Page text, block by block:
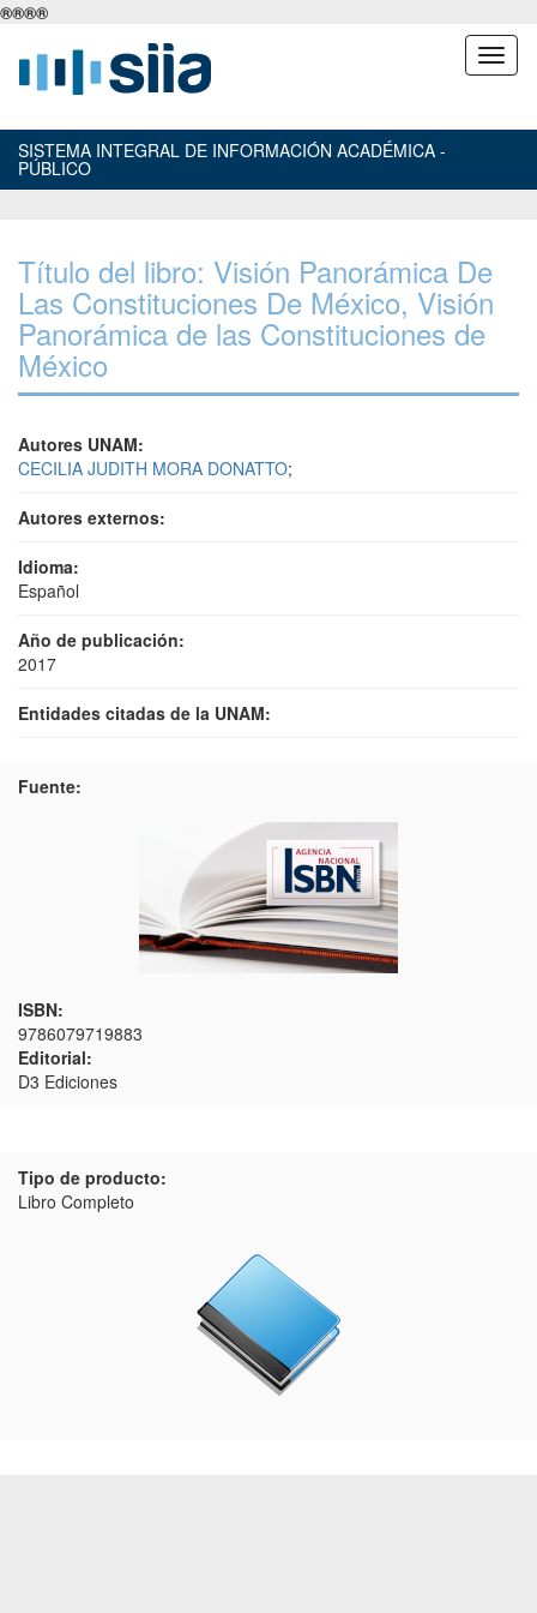
®®®®
SISTEMA INTEGRAL DE INFORMACIÓN ACADÉMICA -
PÚBLICO
Título del libro: Visión Panorámica De
Las Constituciones De México, Visión
Panorámica de las Constituciones de
México
Autores UNAM:
CECILIA JUDITH MORA DONATTO;
Autores externos:
Idioma:
Español
Año de publicación:
2017
Entidades citadas de la UNAM:
Fuente:
ISBN:
9786079719883
Editorial:
D3 Ediciones
Tipo de producto:
Libro Completo